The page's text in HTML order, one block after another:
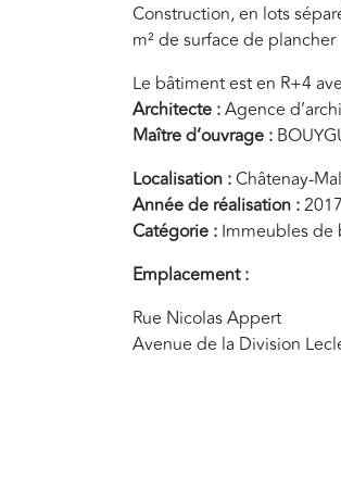
Construction, en lots
m² de surface de plancher
Le bâtiment est en R+4
Architecte :Agence
Maître d’ouvrage :
Localisation :Châtenay-
Année de réalisation :2017
Catégorie : Immeubles de
Emplacement :
Rue Nicolas Appert
Avenue de la Division